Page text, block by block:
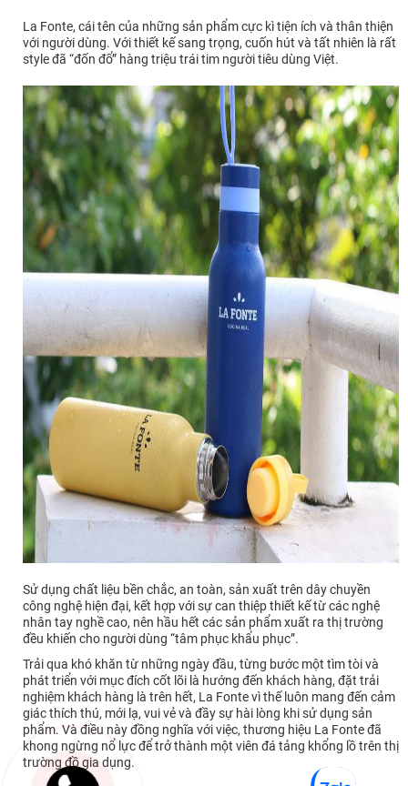
La Fonte, cái tên của những sản phẩm cực kì tiện ích và thân thiện
với người dùng. Với thiết kế sang trọng, cuốn hút và tất nhiên là rất
style đã “đốn đổ” hàng triệu trái tim người tiêu dùng Việt.
Sử dụng chất liệu bền chắc, an toàn, sản xuất trên dây chuyền
công nghệ hiện đại, kết hợp với sự can thiệp thiết kế từ các nghệ
nhân tay nghề cao, nên hầu hết các sản phẩm xuất ra thị trường
đều khiến cho người dùng “tâm phục khẩu phục”.
Trải qua khó khăn từ những ngày đầu, từng bước một tìm tòi và
phát triển với mục đích cốt lõi là hướng đến khách hàng, đặt trải
nghiệm khách hàng là trên hết, La Fonte vì thế luôn mang đến cảm
giác thích thú, mới lạ, vui vẻ và đầy sự hài lòng khi sử dụng sản
phẩm. Và điều này đồng nghĩa với việc, thương hiệu La Fonte đã
khong ngừng nổ lực để trở thành một viên đá tảng khổng lồ trên thị
trường đồ gia dụng.